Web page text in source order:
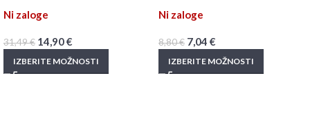
Ni zaloge
31,49€ 14,90€
IZBERITE MOŽNOSTI
Ni zaloge
8,80€ 7,04 €
IZBERITE MOŽNOSTI